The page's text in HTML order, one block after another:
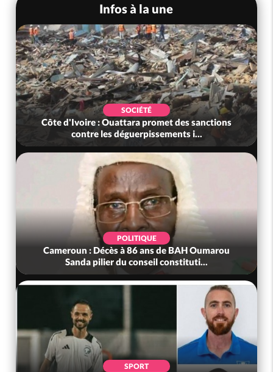
Infos à la une
SOCIÉTÉ
Côte d'Ivoire : Ouattara promet des sanctions
contre les déguerpissements i...
POLITIQUE
Cameroun : Décès à 86 ans de BAH Oumarou
Sanda pilier du conseil constituti...
SPORT